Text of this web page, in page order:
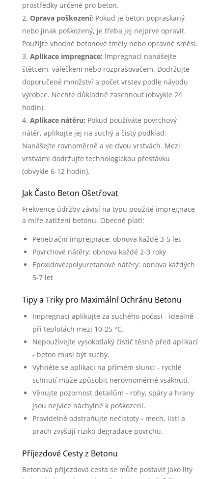
prostředky určené pro beton.
Oprava poškození: Pokud je beton popraskaný
nebo jinak poškozený, je třeba jej nejprve opravit.
Použijte vhodné betonové tmely nebo opravné směsi.
Aplikace impregnace: Impregnaci nanášejte
štětcem, válečkem nebo rozprašovačem. Dodržujte
doporučené množství a počet vrstev podle návodu
výrobce. Nechte důkladně zaschnout (obvykle 24
hodin).
Aplikace nátěru: Pokud používáte povrchový
nátěr, aplikujte jej na suchý a čistý podklad.
Nanášejte rovnoměrně a ve dvou vrstvách. Mezi
vrstvami dodržujte technologickou přestávku
(obvykle 6-12 hodin).
Jak Často Beton Ošetřovat
Frekvence údržby závisí na typu použité impregnace
a míře zatížení betonu. Obecně platí:
Penetrační impregnace: obnova každé 3-5 let
Povrchové nátěry: obnova každé 2-3 roky
Epoxidové/polyuretanové nátěry: obnova každých
5-7 let
Tipy a Triky pro Maximální Ochránu Betonu
Impregnaci aplikujte za suchého počasí - ideálně
při teplotách mezi 10-25 °C.
Nepoužívejte vysokotlaký čistič těsně před aplikací
- beton musí být suchý.
Vyhněte se aplikaci na přímém slunci - rychlé
schnutí může způsobit nerovnoměrné vsáknutí.
Věnujte pozornost detailům - rohy, spáry a hrany
jsou nejvíce náchylné k poškození.
Pravidelně odstraňujte nečistoty - mech, listí a
prach zvyšují riziko degradace povrchu.
Příjezdové Cesty z Betonu
Betonová příjezdová cesta se může postavit jako litý